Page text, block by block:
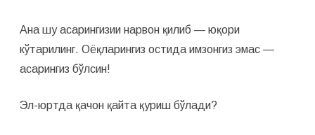
Ана шу асарингизии нарвон қилиб — юқори
кўтарилинг. Оёқларингиз остида имзонгиз эмас —
асарингиз бўлсин!
Эл-юртда қачон қайта қуриш бўлади?